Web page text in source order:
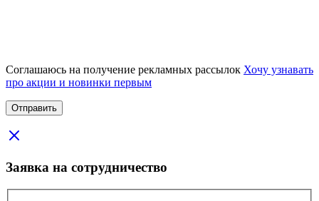
Соглашаюсь на получение рекламных рассылок Хочу узнавать
про акции и новинки первым
Заявка на сотрудничество